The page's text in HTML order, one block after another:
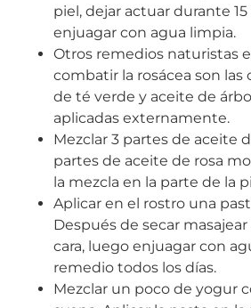
piel, dejar actuar durante
enjuagar con agua limpia.
Otros remedios naturistas
combatir la rosácea son las
de té verde y aceite de
aplicadas externamente.
Mezclar 3 partes de aceite
partes de aceite de rosa
la mezcla en la parte de la
Aplicar en el rostro una
Después de secar
cara, luego enjuagar con
remedio todos los días.
Mezclar un poco de yogur